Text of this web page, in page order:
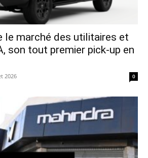
le marché des utilitaires et
son tout premier pick-up en
2026 0